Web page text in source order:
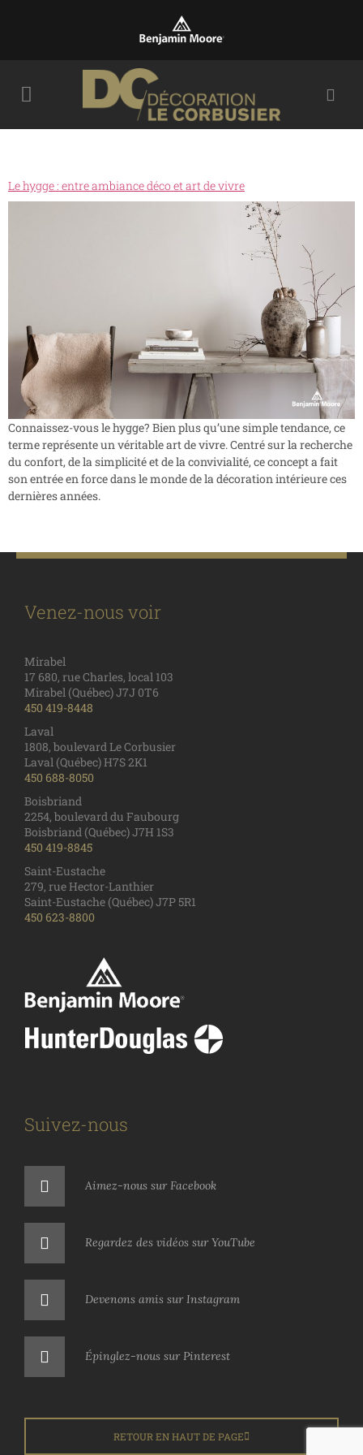
Le hygge : entre ambiance déco et art de vivre
Connaissez-vous le hygge? Bien plus qu’une simple tendance, ce
terme représente un véritable art de vivre. Centré sur la recherche
du confort, de la simplicité et de la convivialité, ce concept a fait
son entrée en force dans le monde de la décoration intérieure ces
dernières années.
Venez-nous voir
Mirabel
17 680, rue Charles, local 103
Mirabel (Québec) J7J 0T6
450 419-8448
Laval
1808, boulevard Le Corbusier
Laval (Québec) H7S 2K1
450 688-8050
Boisbriand
2254, boulevard du Faubourg
Boisbriand (Québec) J7H 1S3
450 419-8845
Saint-Eustache
279, rue Hector-Lanthier
Saint-Eustache (Québec) J7P 5R1
450 623-8800
Suivez-nous
Aimez-nous sur Facebook
Regardez des vidéos sur YouTube
Devenons amis sur Instagram
Épinglez-nous sur Pinterest
RETOUR EN HAUT DE PAGE